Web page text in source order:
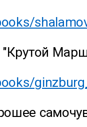
"Крутой